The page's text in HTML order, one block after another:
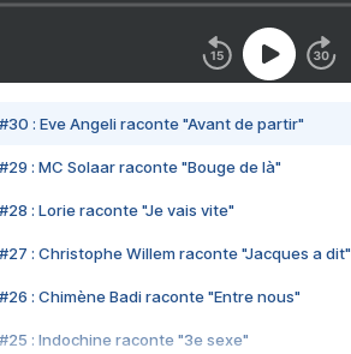
#30 : Eve Angeli raconte "Avant de partir"
#29 : MC Solaar raconte "Bouge de là"
#28 : Lorie raconte "Je vais vite"
#27 : Christophe Willem raconte "Jacques a dit"
#26 : Chimène Badi raconte "Entre nous"
#25 : Indochine raconte "3e sexe"